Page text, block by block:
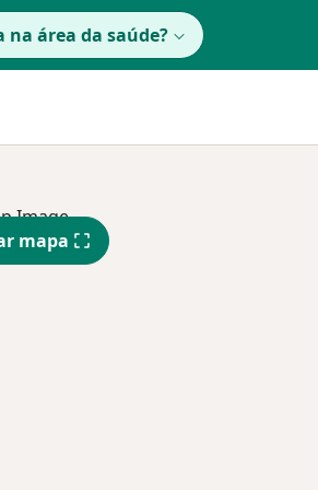
na área da saúde?
Qua
12 Ago
mapa